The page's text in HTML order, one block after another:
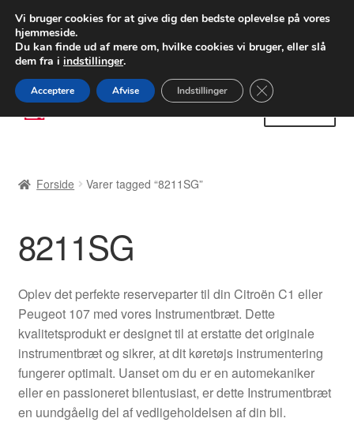
LEVERING fra 55 kr.
FEDEX verdensomspændende forsendelse
80 82 72 02
Spring
til
Spring
til
Betalinger
Kasse
Klageprocedure
Kontakte
Forside Varer tagged “8211SG”
8211SG
Oplev det perfekte reserveparter til din Citroën C1 eller
Peugeot 107 med vores Instrumentbræt. Dette
kvalitetsprodukt er designet til at erstatte det originale
instrumentbræt og sikrer, at dit køretøjs instrumentering
fungerer optimalt. Uanset om du er en automekaniker
eller en passioneret bilentusiast, er dette Instrumentbræt
en uundgåelig del af vedligeholdelsen af din bil.
Vi bruger cookies for at give dig den bedste oplevelse på vores
hjemmeside.
Du kan finde ud af mere om, hvilke cookies vi bruger, eller slå
dem fra i indstillinger.
Acceptere Afvise Indstillinger Close GDPR